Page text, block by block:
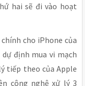
hai sẽ đi vào hoạt
cho iPhone của
dự định mua vi mạch
tiếp theo của Apple
công nghệ xử lý 3